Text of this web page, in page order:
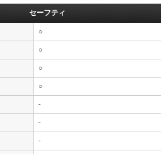
セーフティ
○
○
○
○
-
-
-